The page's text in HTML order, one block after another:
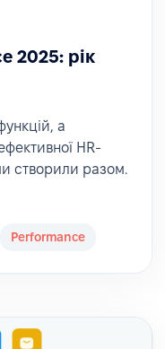
2025: рік
а
HR-
створили разом.
Performance